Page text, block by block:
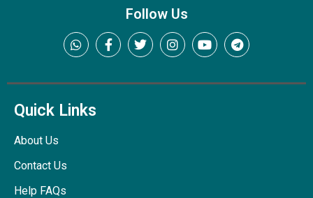
Follow Us
Quick Links
About Us
Contact Us
Help FAQs